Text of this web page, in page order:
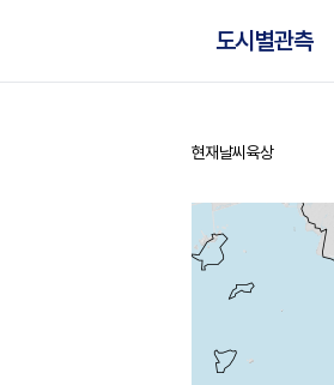
도시별관측
홈
현재날씨 육상